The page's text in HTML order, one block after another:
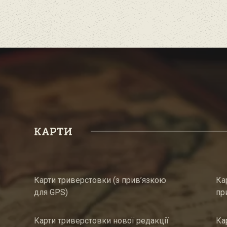
КАРТИ
Карти триверстовки (з прив’язкою
для GPS)
Карти триверстовки нової редакції